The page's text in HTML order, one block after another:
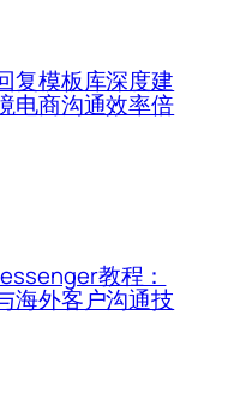
复模板库深度建
电商沟通效率倍
教程：
海外客户沟通技